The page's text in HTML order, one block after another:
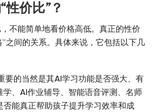
性价比”？
不能简单地看价格高低。真正的性价
”之间的关系。具体来说，它包括以下几
要的当然是其AI学习功能是否强大、有
学、AI作业辅导、智能语音评测、名师
否能真正帮助孩子提升学习效率和成